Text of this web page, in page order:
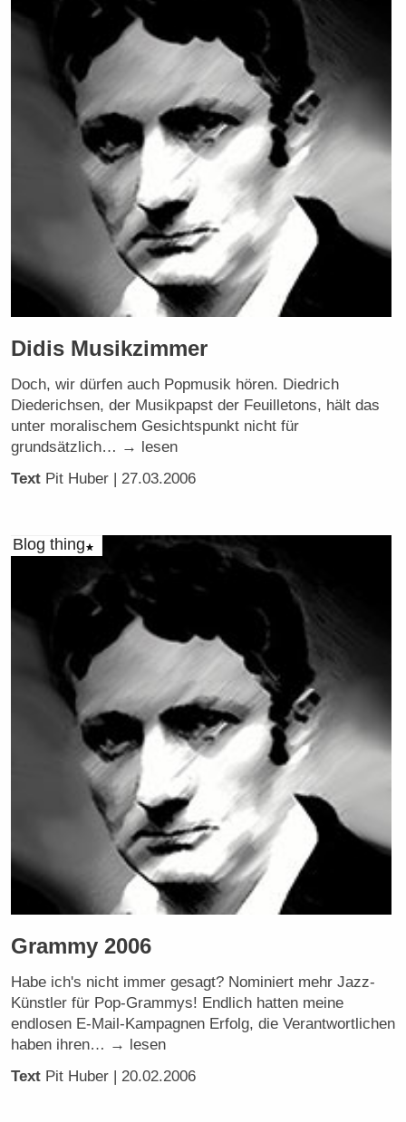
Didis Musikzimmer
Doch, wir dürfen auch Popmusik hören. Diedrich
Diederichsen, der Musikpapst der Feuilletons, hält das
unter moralischem Gesichtspunkt nicht für
grundsätzlich… → lesen
Text Pit Huber | 27.03.2006
Blog thing
Grammy 2006
Habe ich's nicht immer gesagt? Nominiert mehr Jazz-
Künstler für Pop-Grammys! Endlich hatten meine
endlosen E-Mail-Kampagnen Erfolg, die Verantwortlichen
haben ihren… → lesen
Text Pit Huber | 20.02.2006